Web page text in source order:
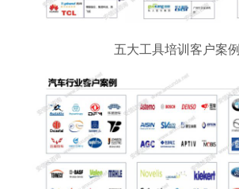
五大工具培训客户案例